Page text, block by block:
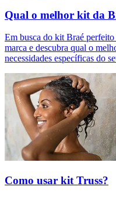
Qual o melhor kit da
Em busca do kit Braé perfeito
marca e descubra qual o
necessidades específicas do
Como usar kit Truss?